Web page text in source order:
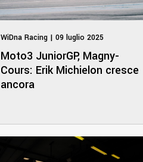
WiDna Racing | 09 luglio 2025
Moto3 JuniorGP, Magny-
Cours: Erik Michielon cresce
ancora